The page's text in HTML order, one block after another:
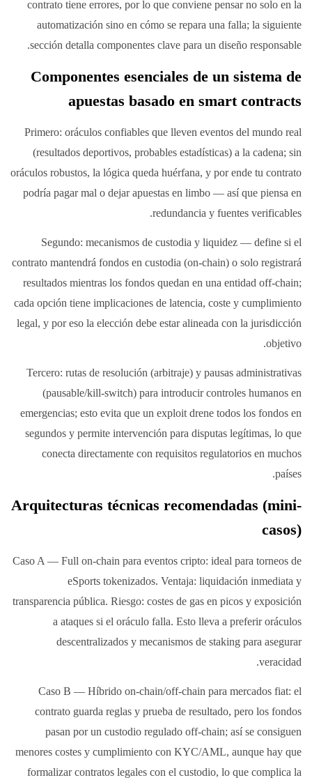
contrato tiene errores, por lo que conviene pensar no solo en la
automatización sino en cómo se repara una falla; la siguiente
sección detalla componentes clave para un diseño responsable.
Componentes esenciales de un sistema de
apuestas basado en smart contracts
Primero: oráculos confiables que lleven eventos del mundo real
(resultados deportivos, probables estadísticas) a la cadena; sin
oráculos robustos, la lógica queda huérfana, y por ende tu contrato
podría pagar mal o dejar apuestas en limbo — así que piensa en
redundancia y fuentes verificables.
Segundo: mecanismos de custodia y liquidez — define si el
contrato mantendrá fondos en custodia (on-chain) o solo registrará
resultados mientras los fondos quedan en una entidad off-chain;
cada opción tiene implicaciones de latencia, coste y cumplimiento
legal, y por eso la elección debe estar alineada con la jurisdicción
objetivo.
Tercero: rutas de resolución (arbitraje) y pausas administrativas
(pausable/kill-switch) para introducir controles humanos en
emergencias; esto evita que un exploit drene todos los fondos en
segundos y permite intervención para disputas legítimas, lo que
conecta directamente con requisitos regulatorios en muchos
países.
Arquitecturas técnicas recomendadas (mini-
casos)
Caso A — Full on-chain para eventos cripto: ideal para torneos de
eSports tokenizados. Ventaja: liquidación inmediata y
transparencia pública. Riesgo: costes de gas en picos y exposición
a ataques si el oráculo falla. Esto lleva a preferir oráculos
descentralizados y mecanismos de staking para asegurar
veracidad.
Caso B — Híbrido on-chain/off-chain para mercados fiat: el
contrato guarda reglas y prueba de resultado, pero los fondos
pasan por un custodio regulado off-chain; así se consiguen
menores costes y cumplimiento con KYC/AML, aunque hay que
formalizar contratos legales con el custodio, lo que complica la